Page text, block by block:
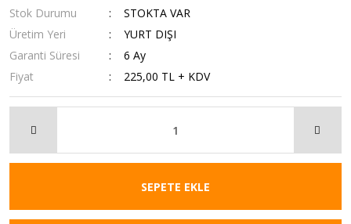
Stok Durumu
STOKTA VAR
Üretim Yeri
YURT DIŞI
Garanti Süresi
6 Ay
Fiyat
225,00 TL + KDV
SEPETE EKLE